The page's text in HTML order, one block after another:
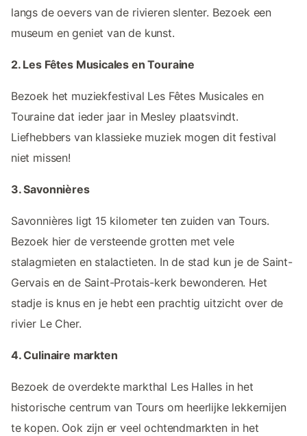
langs de oevers van de rivieren slenter. Bezoek een
museum en geniet van de kunst.
2. Les Fêtes Musicales en Touraine
Bezoek het muziekfestival Les Fêtes Musicales en
Touraine dat ieder jaar in Mesley plaatsvindt.
Liefhebbers van klassieke muziek mogen dit festival
niet missen!
3. Savonnières
Savonnières ligt 15 kilometer ten zuiden van Tours.
Bezoek hier de versteende grotten met vele
stalagmieten en stalactieten. In de stad kun je de Saint-
Gervais en de Saint-Protais-kerk bewonderen. Het
stadje is knus en je hebt een prachtig uitzicht over de
rivier Le Cher.
4. Culinaire markten
Bezoek de overdekte markthal Les Halles in het
historische centrum van Tours om heerlijke lekkernijen
te kopen. Ook zijn er veel ochtendmarkten in het